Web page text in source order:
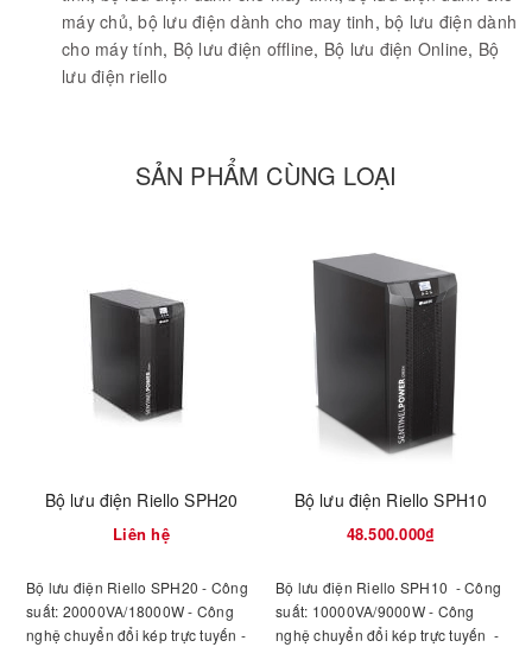
máy chủ,bộ lưu điện dành cho may tinh, bộ lưu điện dành
cho máy tính, Bộ lưu điện offline, Bộ lưu điện Online, Bộ
lưu điện riello
SẢN PHẨM CÙNG LOẠI
Bộ lưu điện Riello SPH20
Liên hệ
Bộ lưu điện Riello SPH20 - Công
suất: 20000VA/18000W - Công
nghệ chuyển đổi kép trực tuyến -
Bộ lưu điện Riello SPH10
48.500.000₫
Bộ lưu điện Riello SPH10 - Công
suất: 10000VA/9000W - Công
nghệ chuyển đổi kép trực tuyến -